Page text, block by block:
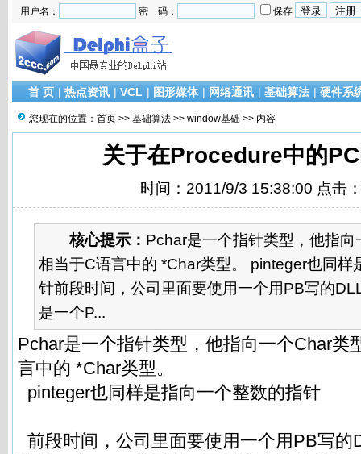
用户名： 密 码： 保存
首 页 | 热点资讯 | VCL | 图形媒体 | 网络通讯 | 基础算法 | 硬件系
您现在的位置： 首页 >> 基础算法 >> window基础 >> 内容
关于在Procedure中的
时间：2011/9/3 15:38:00 点击
核心提示： Pchar是一个指针类型，他指
相当于C语言中的 *Char类型。 pinteger也同样
针前段时间，公司里面要使用一个用PB写的
是一个P...
Pchar是一个指针类型，他指向一个Char类
言中的 *Char类型。
pinteger也同样是指向一个整数的指针
前段时间，公司里面要使用一个用PB写的